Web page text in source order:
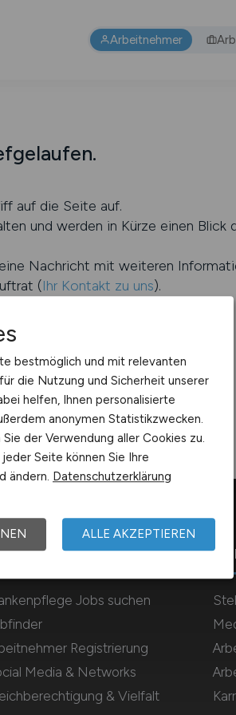
Arbeitnehmer
auf die Seite auf.
und werden in Kürze einen Blick
Nachricht mit weiteren
(Ihr Kontakt zu uns).
Arbeitnehmer
Jobs suchen
Registrierung
Media & Networks
& Vielfalt
bestmöglich und mit relevanten
die Nutzung und Sicherheit unserer
helfen, Ihnen personalisierte
anonymen Statistikzwecken.
der Verwendung aller Cookies zu.
Seite können Sie Ihre
ändern. Datenschutzerklärung
ALLE AKZEPTIEREN